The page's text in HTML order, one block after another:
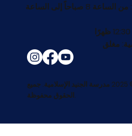
من الإثنين إلى الجمعة: من الساعة 8 صباحاً إلى الساعة
مغلق
حقوق النشر © 2025 مدرسة الجنيد الإسلامية. جميع
الحقوق محفوظة.